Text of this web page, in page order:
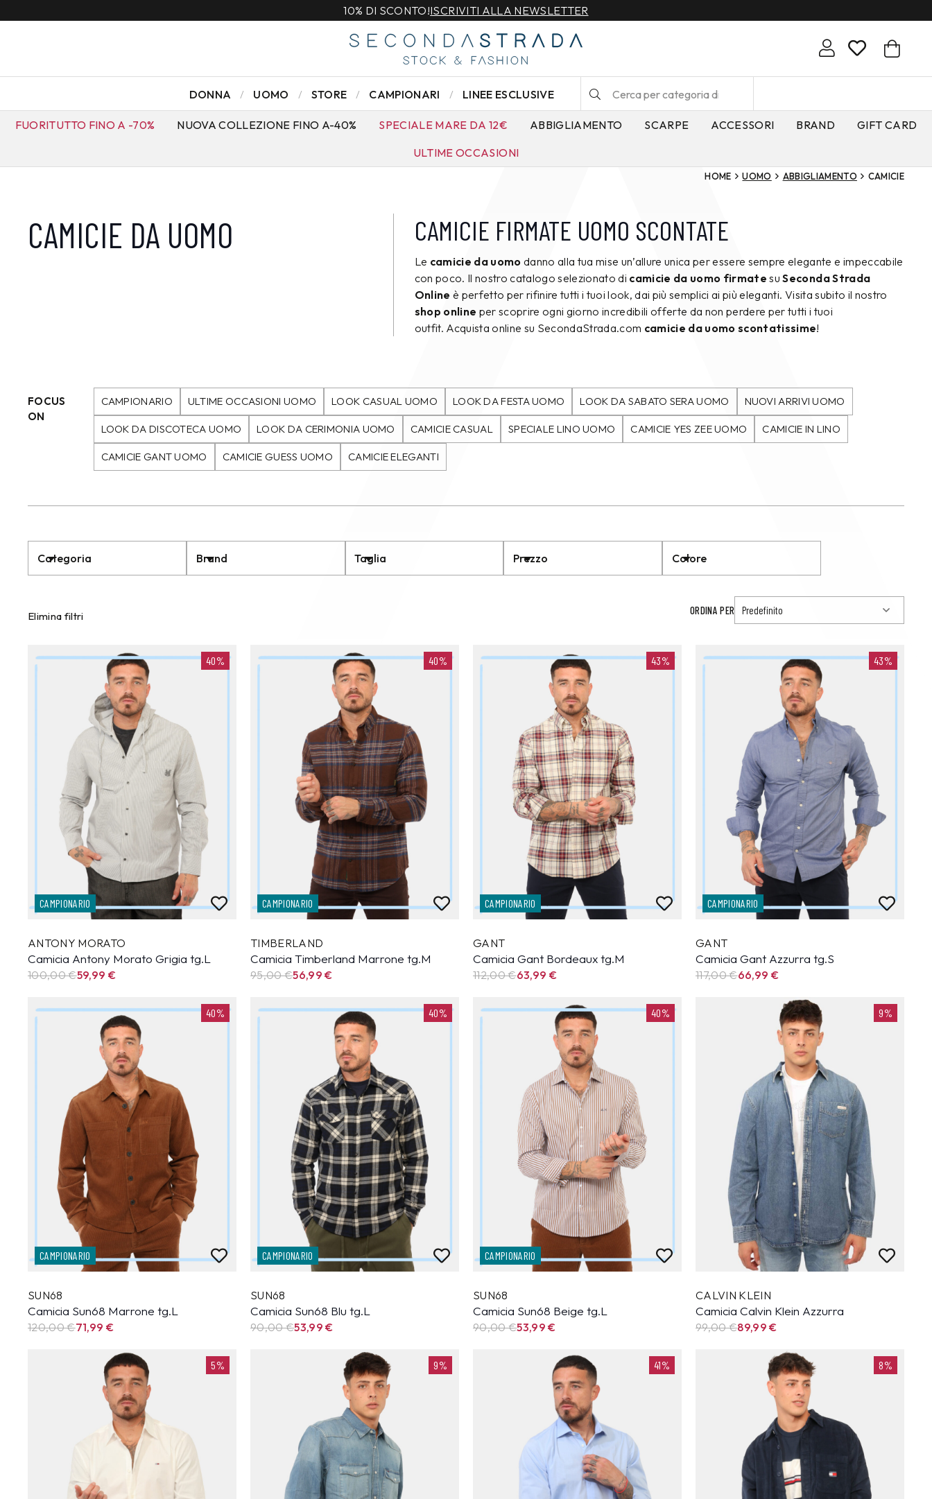
10% DI SCONTO!ISCRIVITI ALLA NEWSLETTER
DONNA UOMO
FUORITUTTO FINO A -70% NUOVA COLLEZIONE FINO A-40% SPECIALE MARE DA 12€ ABBIGLIAMENTO SCARPE ACCESSORI BRAND
GIFT CARD
ULTIME OCCASIONI
STORE CAMPIONARI LINEE ESCLUSIVE
HOME UOMO ABBIGLIAMENTO CAMICIE
CAMICIE DA UOMO CAMICIE FIRMATE UOMO SCONTATE
Le camicie da uomo danno alla tua mise un’allure unica per essere sempre elegante e impeccabile
con poco. Il nostro catalogo selezionato di camicie da uomo firmate suSeconda Strada
Online è perfetto per rifinire tutti i tuoi look, dai più semplici ai più eleganti. Visita subito il nostro
shop online per scoprire ogni giorno incredibili offerte da non perdere per tutti i tuoi
outfit. Acquista online su SecondaStrada.com camicie da uomo scontatissime!
FOCUS
ON
CAMPIONARIO ULTIME OCCASIONI UOMO LOOK CASUAL UOMO LOOK DA FESTA UOMO LOOK DA SABATO SERA UOMO NUOVI ARRIVI UOMO
LOOK DA DISCOTECA UOMO LOOK DA CERIMONIA UOMO CAMICIE CASUAL SPECIALE LINO UOMO CAMICIE YES ZEE UOMO CAMICIE IN LINO
CAMICIE GANT UOMO CAMICIE GUESS UOMO CAMICIE ELEGANTI
Categoria Brand Taglia Prezzo Colore
Elimina filtri ORDINA PER
40%
CAMPIONARIO
ANTONY MORATO
Camicia Antony Morato Grigia tg.L
100,00 €59,99 €
40%
CAMPIONARIO
TIMBERLAND
Camicia Timberland Marrone tg.M
95,00 €56,99€
43%
CAMPIONARIO
GANT
Camicia Gant Bordeaux tg.M
112,00 €63,99 €
43%
CAMPIONARIO
GANT
Camicia Gant Azzurra tg.S
117,00 €66,99 €
40%
CAMPIONARIO
SUN68
Camicia Sun68 Marrone tg.L
120,00 €71,99 €
40%
CAMPIONARIO
SUN68
Camicia Sun68 Blu tg.L
90,00 €53,99€
40%
CAMPIONARIO
SUN68
Camicia Sun68 Beige tg.L
90,00 €53,99€
9%
CALVIN KLEIN
Camicia Calvin Klein Azzurra
99,00 €89,99€
5% 9% 41% 8%